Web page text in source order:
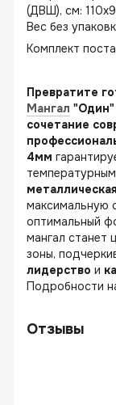
(ДВШ), см:
Вес без
Комплект
Превратите
Мангал "Один"
сочетание
4мм
металлическая
максимальную
оптимальный
мангал станет
зоны,
лидерство и
Подробности
Отзывы